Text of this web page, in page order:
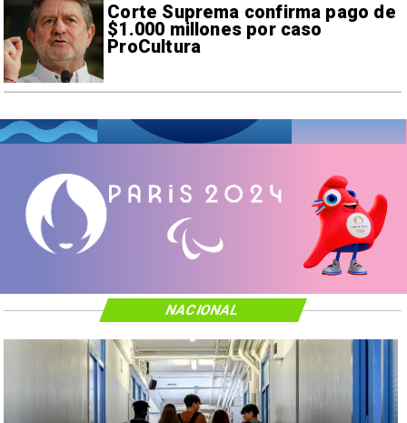
Corte Suprema confirma pago de
$1.000 millones por caso
ProCultura
NACIONAL